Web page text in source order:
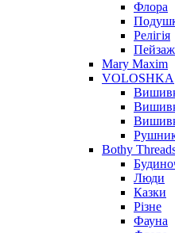
Флора
Релігія
Mary Maxim
VOLOSHKA
Bothy
Люди
Казки
Різне
Фауна